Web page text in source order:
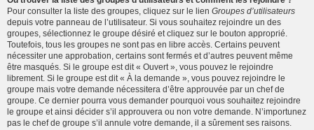
Pour consulter la liste des groupes, cliquez sur le lien Groupes d’utilisateurs
depuis votre panneau de l’utilisateur. Si vous souhaitez rejoindre un des
groupes, sélectionnez le groupe désiré et cliquez sur le bouton approprié.
Toutefois, tous les groupes ne sont pas en libre accès. Certains peuvent
nécessiter une approbation, certains sont fermés et d’autres peuvent même
être masqués. Si le groupe est dit « Ouvert », vous pouvez le rejoindre
librement. Si le groupe est dit « À la demande », vous pouvez rejoindre le
groupe mais votre demande nécessitera d’être approuvée par un chef de
groupe. Ce dernier pourra vous demander pourquoi vous souhaitez rejoindre
le groupe et ainsi décider s’il approuvera ou non votre demande. N’importunez
pas le chef de groupe s’il annule votre demande, il a sûrement ses raisons.